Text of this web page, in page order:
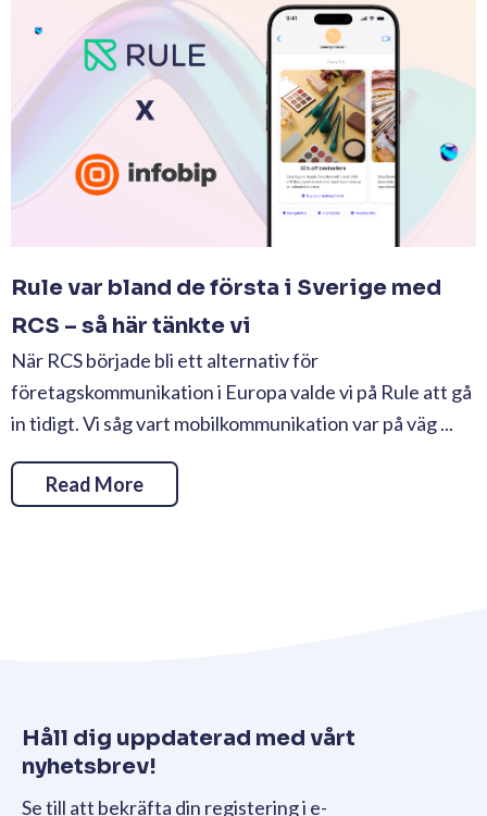
Rule var bland de första i Sverige med
RCS – så här tänkte vi
När RCS började bli ett alternativ för
företagskommunikation i Europa valde vi på Rule att gå
in tidigt. Vi såg vart mobilkommunikation var på väg ...
Read More
Håll dig uppdaterad med vårt
nyhetsbrev!
Se till att bekräfta din registering i e-